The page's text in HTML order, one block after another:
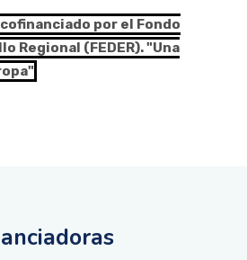
por el Fondo
Regional (FEDER). "Una